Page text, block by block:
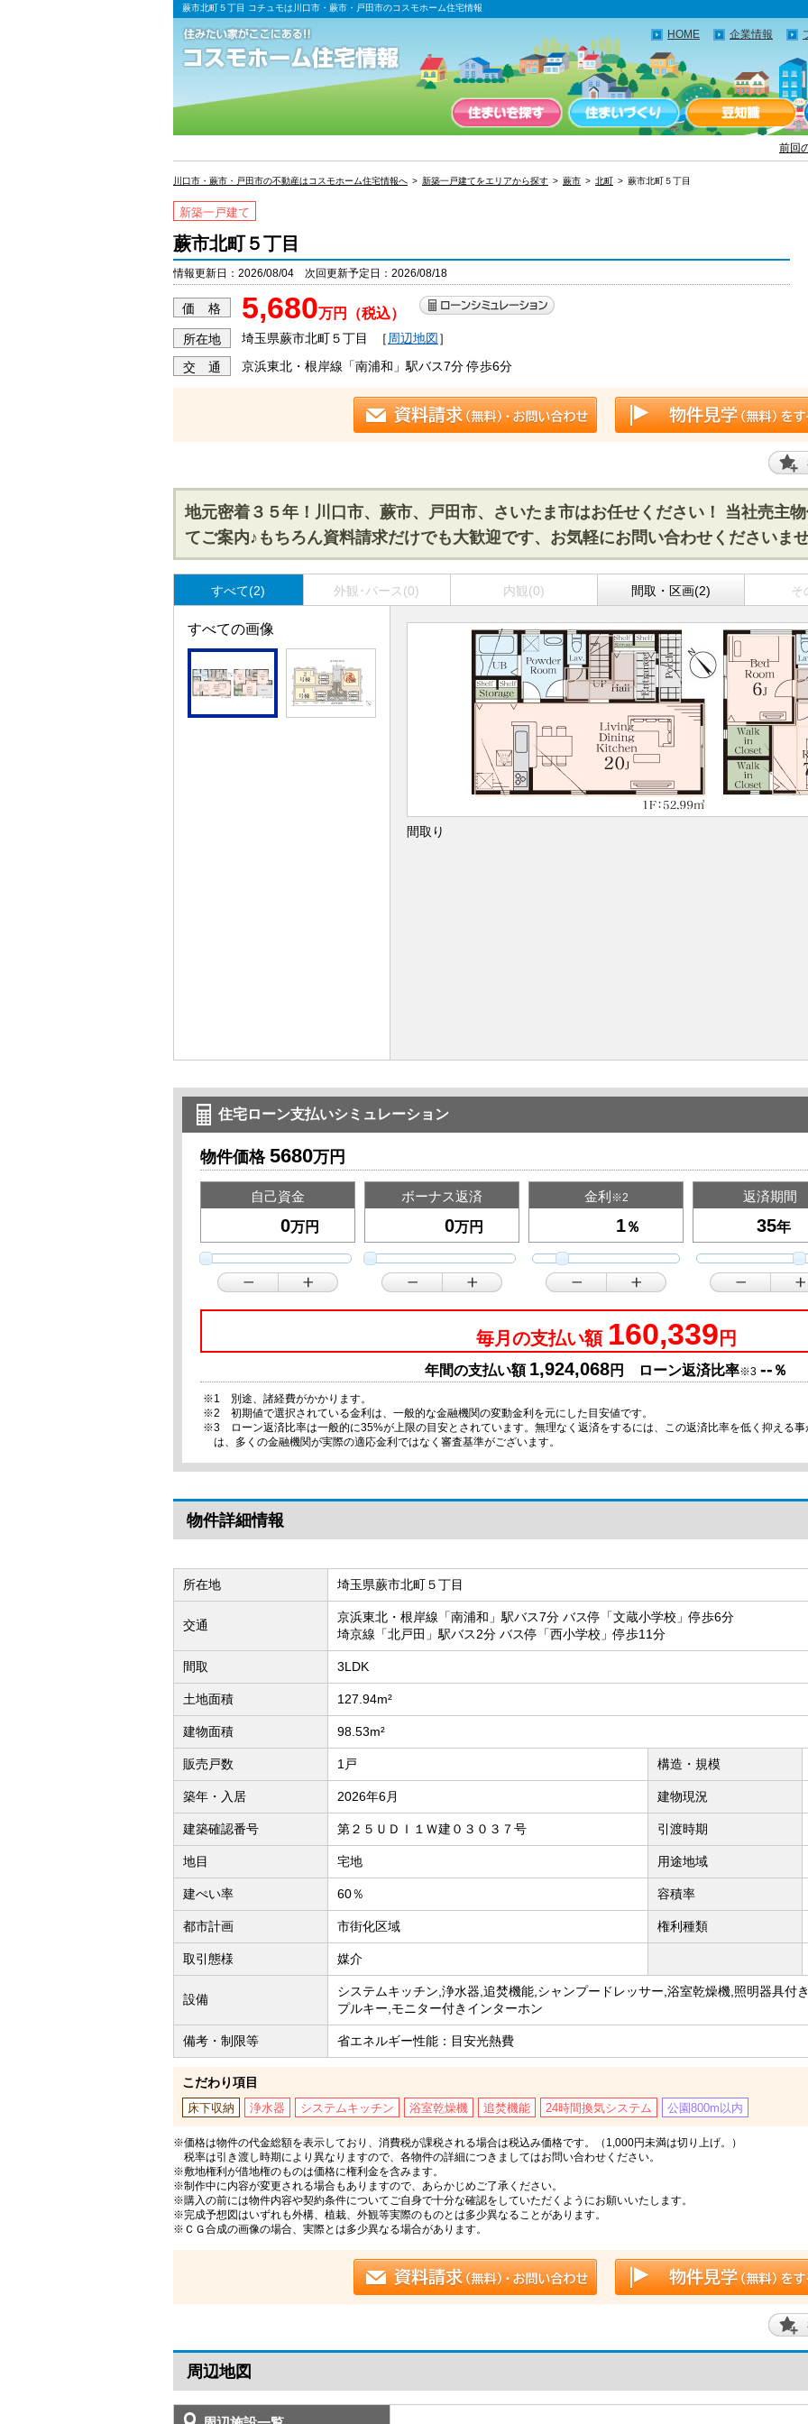
蕨市北町５丁目 コチュモは川口市・蕨市・戸田市のコスモホーム住宅情報
HOME 企業情報
前回
川口市・蕨市・戸田市の不動産はコスモホーム住宅情報へ 新築一戸建てをエリアから探す 蕨市 北町 蕨市北町５丁目
新築一戸建て
蕨市北町５丁目
情報更新日：2026/08/04 次回更新予定日：2026/08/18
価 格 5,680万円（税込）
所在地 埼玉県蕨市北町５丁目 ［ 周辺地図］
交 通 京浜東北・根岸線「南浦和」駅バス7分 停歩6分
地元密着３５年！川口市、蕨市、戸田市、さいたま市はお任せください！ 当社売主
てご案内♪もちろん資料請求だけでも大歓迎です、お気軽にお問い合わせくださいま
すべて(2) 外観･パース(0) 内観(0) 間取・区画(2) そ
すべての画像
間取り
住宅ローン支払いシミュレーション
物件価格 5680万円
自己資金
万円
ボーナス返済
万円
金利 ※2
％
返済期間
年
毎月の支払い額 160,339 円
年間の支払い額 1,924,068円 ローン返済比率※3 -- ％
※1 別途、諸経費がかかります。
※2 初期値で選択されている金利は、一般的な金融機関の変動金利を元にした目安値です。
※3 ローン返済比率は一般的に35%が上限の目安とされています。無理なく返済をするには、この返済比率を低く抑える
は、多くの金融機関が実際の適応金利ではなく審査基準がございます。
物件詳細情報
所在地 埼玉県蕨市北町５丁目
交通
京浜東北・根岸線「南浦和」駅バス7分 バス停「文蔵小学校」停歩6分
埼京線「北戸田」駅バス2分 バス停「西小学校」停歩11分
間取 3LDK
土地面積 127.94m²
建物面積 98.53m²
販売戸数 1戸 構造・規模
築年・入居 2026年6月 建物現況
建築確認番号 第２５ＵＤＩ１Ｗ建０３０３７号 引渡時期
地目 宅地 用途地域
建ぺい率 60％ 容積率
都市計画 市街化区域 権利種類
取引態様 媒介
設備
システムキッチン,浄水器,追焚機能,シャンプードレッサー,浴室乾燥機,照明器具付
プルキー,モニター付きインターホン
備考・制限等 省エネルギー性能：目安光熱費
こだわり項目
床下収納 浄水器 システムキッチン 浴室乾燥機 追焚機能 24時間換気システム 公園800m以内
※価格は物件の代金総額を表示しており、消費税が課税される場合は税込み価格です。（1,000円未満は切り上げ。）
税率は引き渡し時期により異なりますので、各物件の詳細につきましてはお問い合わせください。
※敷地権利が借地権のものは価格に権利金を含みます。
※制作中に内容が変更される場合もありますので、あらかじめご了承ください。
※購入の前には物件内容や契約条件についてご自身で十分な確認をしていただくようにお願いいたします。
※完成予想図はいずれも外構、植栽、外観等実際のものとは多少異なることがあります。
※ＣＧ合成の画像の場合、実際とは多少異なる場合があります。
周辺地図